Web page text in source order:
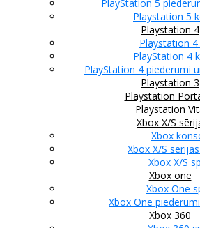
PlayStation 5
Playstation 5
Playstation 4
Playstation 4
PlayStation 4
PlayStation 4 piederumi
Playstation 3
Playstation
Playstation
Xbox X/S
Xbox
Xbox X/S
Xbox X/S
Xbox one
Xbox One
Xbox One
Xbox 360